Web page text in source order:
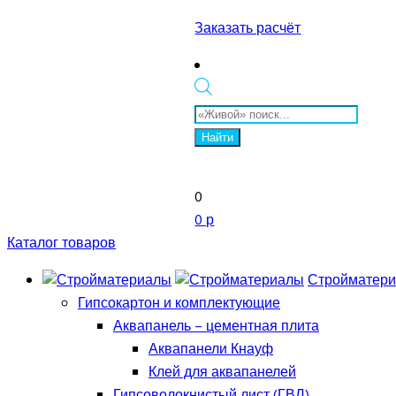
Заказать расчёт
Поиск
товаров
Найти
0
0 р
Каталог товаров
Гипсокартон и комплектующие
Аквапанель – цементная плита
Аквапанели Кнауф
Клей для аквапанелей